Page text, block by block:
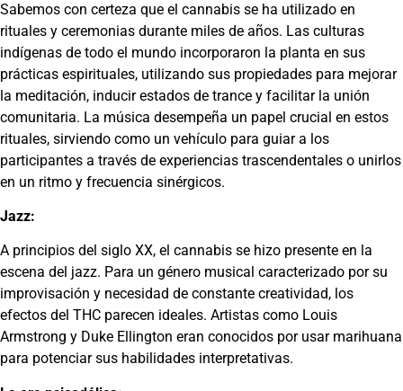
Sabemos con certeza que el cannabis se ha utilizado en
rituales y ceremonias durante miles de años. Las culturas
indígenas de todo el mundo incorporaron la planta en sus
prácticas espirituales, utilizando sus propiedades para mejorar
la meditación, inducir estados de trance y facilitar la unión
comunitaria. La música desempeña un papel crucial en estos
rituales, sirviendo como un vehículo para guiar a los
participantes a través de experiencias trascendentales o unirlos
en un ritmo y frecuencia sinérgicos.
Jazz:
A principios del siglo XX, el cannabis se hizo presente en la
escena del jazz. Para un género musical caracterizado por su
improvisación y necesidad de constante creatividad, los
efectos del THC parecen ideales. Artistas como Louis
Armstrong y Duke Ellington eran conocidos por usar marihuana
para potenciar sus habilidades interpretativas.